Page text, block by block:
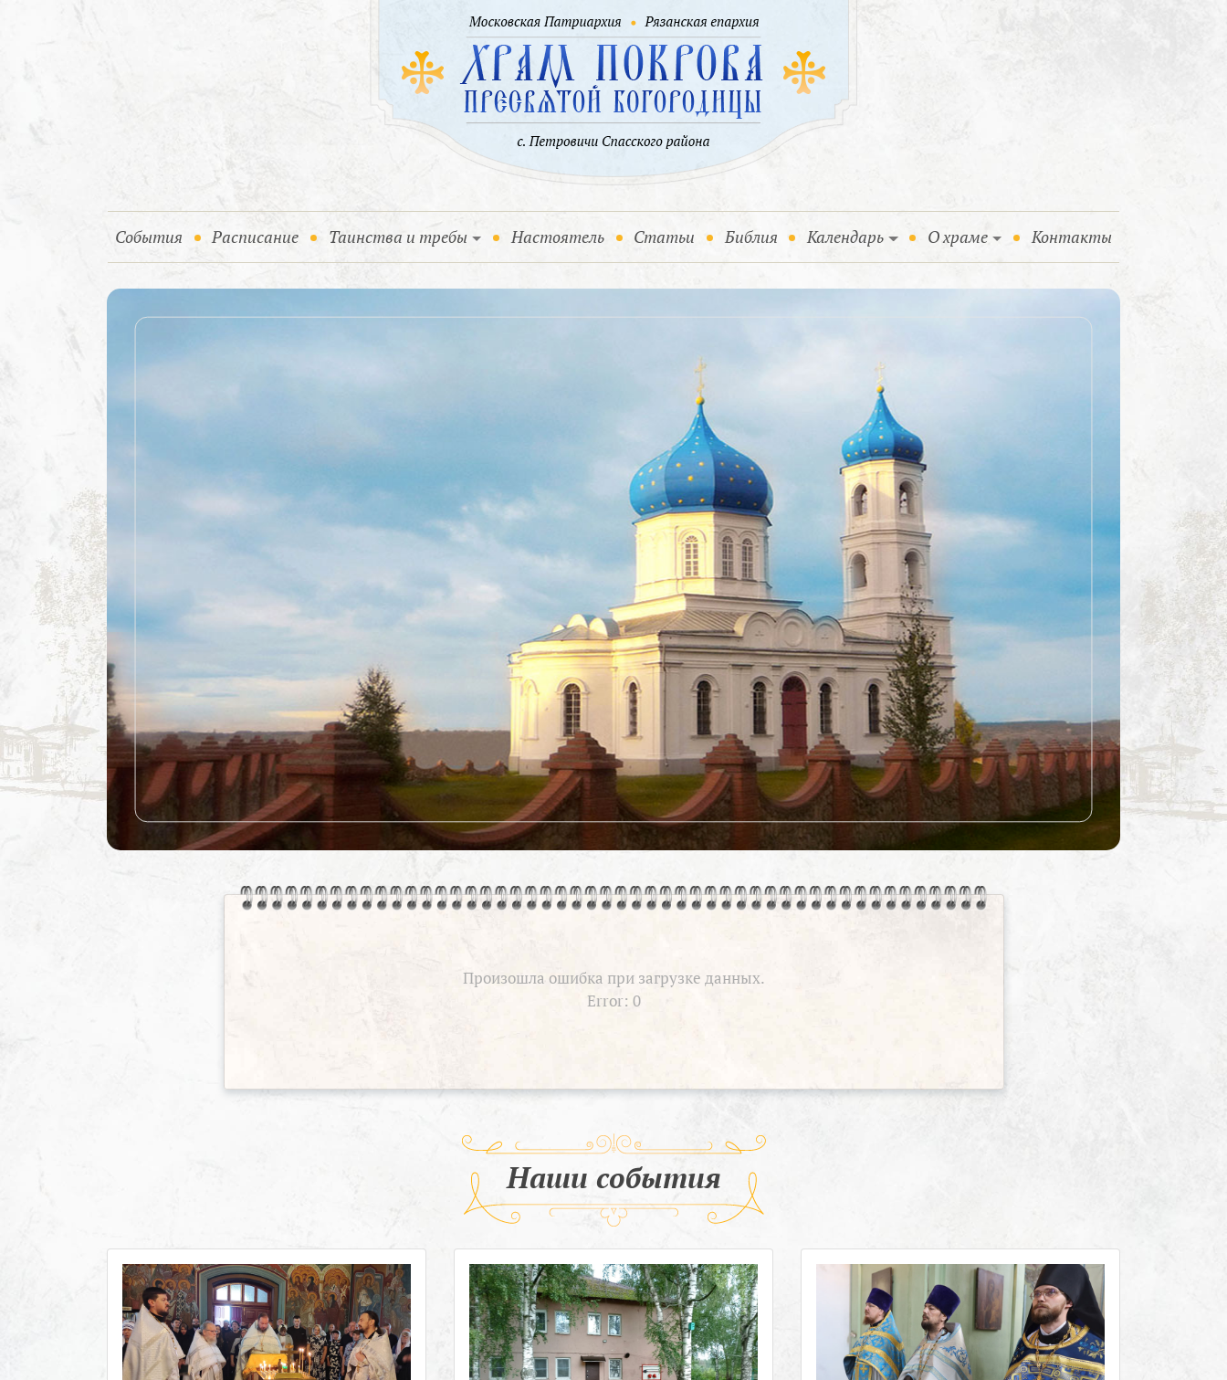
События (current)
Расписание Таинства и требы Настоятель Статьи Библия Календарь О храме Контакты
Произошла ошибка при загрузке данных.
Error: 0
Наши события